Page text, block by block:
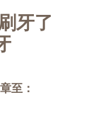
牙了
至：